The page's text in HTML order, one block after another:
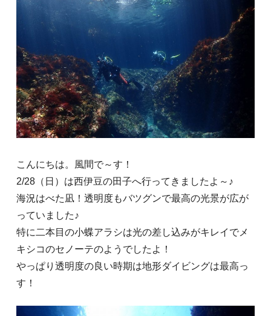
こんにちは。風間で～す！
2/28（日）は西伊豆の田子へ行ってきましたよ～♪
海況はべた凪！透明度もバツグンで最高の光景が広が
っていました♪
特に二本目の小蝶アラシは光の差し込みがキレイでメ
キシコのセノーテのようでしたよ！
やっぱり透明度の良い時期は地形ダイビングは最高っ
す！